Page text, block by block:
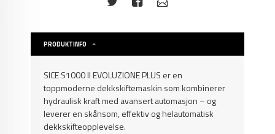
PRODUKTINFO
SICE S1000 II EVOLUZIONE PLUS er en
toppmoderne dekkskiftemaskin som kombinerer
hydraulisk kraft med avansert automasjon – og
leverer en skånsom, effektiv og helautomatisk
dekkskifteopplevelse.